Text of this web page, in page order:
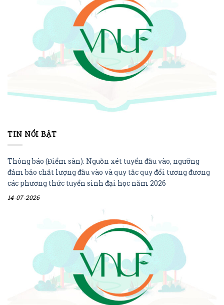
TIN NỔI BẬT
Thông báo (Điểm sàn): Nguồn xét tuyển đầu vào, ngưỡng
đảm bảo chất lượng đầu vào và quy tắc quy đổi tương đương
các phương thức tuyển sinh đại học năm 2026
14-07-2026